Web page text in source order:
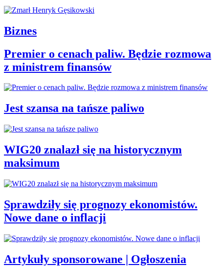
Biznes
Premier o cenach paliw. Będzie rozmowa
z ministrem finansów
Jest szansa na tańsze paliwo
WIG20 znalazł się na historycznym
maksimum
Sprawdziły się prognozy ekonomistów.
Nowe dane o inflacji
Artykuły sponsorowane | Ogłoszenia